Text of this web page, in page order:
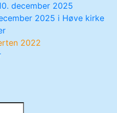
december 2025
2025 i Høve kirke
2022